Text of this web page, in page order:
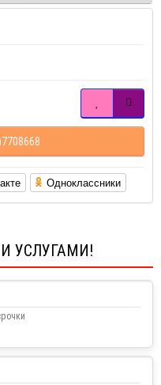
Одноклассники
УСЛУГАМИ!